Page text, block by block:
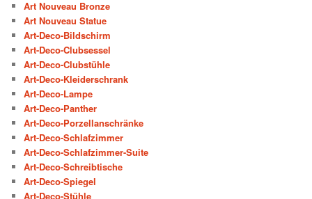
Art Nouveau Bronze
Art Nouveau Statue
Art-Deco-Bildschirm
Art-Deco-Clubsessel
Art-Deco-Clubstühle
Art-Deco-Kleiderschrank
Art-Deco-Lampe
Art-Deco-Panther
Art-Deco-Porzellanschränke
Art-Deco-Schlafzimmer
Art-Deco-Schlafzimmer-Suite
Art-Deco-Schreibtische
Art-Deco-Spiegel
Art-Deco-Stühle